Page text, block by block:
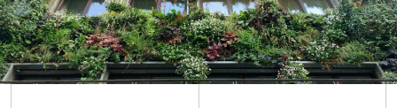
TEAM
OFFENE STELLEN